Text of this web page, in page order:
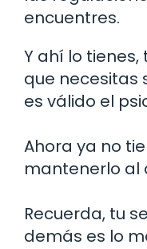
encuentres.
Y ahí lo
que necesitas
es válido el
Ahora ya no
mantenerlo al
Recuerda, tu
demás es lo